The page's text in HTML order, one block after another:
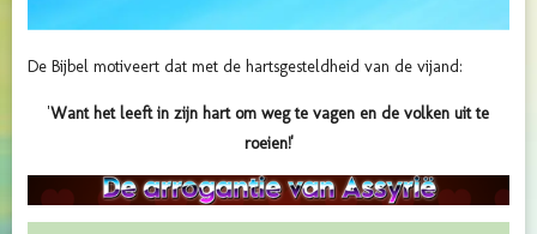
De Bijbel motiveert dat met de hartsgesteldheid van de vijand:
'Want het leeft in zijn hart om weg te vagen en de volken uit te
roeien!'